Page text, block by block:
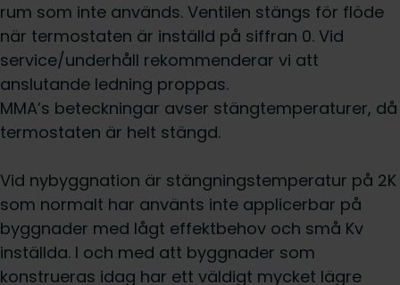
rum som inte används. Ventilen stängs för flöde
när termostaten är inställd på siffran 0. Vid
service/underhåll rekommenderar vi att
anslutande ledning proppas.
MMA’s beteckningar avser stängtemperaturer, då
termostaten är helt stängd.
Vid nybyggnation är stängningstemperatur på 2K
som normalt har använts inte applicerbar på
byggnader med lågt effektbehov och små Kv
inställda. I och med att byggnader som
konstrueras idag har ett väldigt mycket lägre